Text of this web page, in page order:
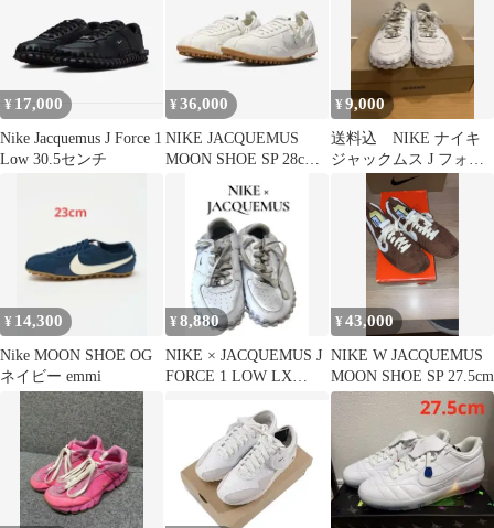
¥ 17,000
Nike Jacquemus J Force 1
Low 30.5センチ
¥36,000
NIKE JACQUEMUS
MOON SHOE SP 28cm
¥9,000
送料込 NIKE ナイキ
ジャックムス J フォー
ス1 26.5
¥ 14,300
Nike MOON SHOE OG
ネイビー emmi
¥8,880
NIKE × JACQUEMUS J
FORCE 1 LOW LX
¥43,000
NIKE W JACQUEMUS
MOON SHOE SP 27.5cm